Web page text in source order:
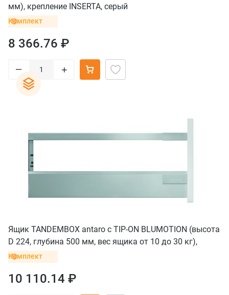
мм), крепление INSERTA, серый
Комплект
8 366.76 ₽
– +
Ящик TANDEMBOX antaro с TIP-ON BLUMOTION (высота
D 224, глубина 500 мм, вес ящика от 10 до 30 кг),
крепление под саморезы, серый
Комплект
10 110.14 ₽